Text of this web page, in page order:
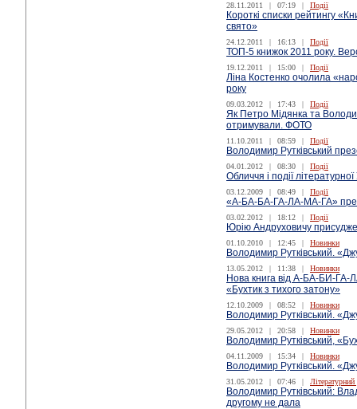
28.11.2011 | 07:19 | Події
Короткі списки рейтингу
свято»
24.12.2011 | 16:13 | Події
ТОП-5 книжок 2011 року.
19.12.2011 | 15:00 | Події
Ліна Костенко очолила
року
09.03.2012 | 17:43 | Події
Як Петро Мідянка та
отримували. ФОТО
11.10.2011 | 08:59 | Події
Володимир Рутківський
04.01.2012 | 08:30 | Події
Обличчя і події
03.12.2009 | 08:49 | Події
«А-БА-БА-ГА-ЛА-МА-ГА»
03.02.2012 | 18:12 | Події
Юрію Андруховичу
01.10.2010 | 12:45 | Новинки
Володимир Рутківський.
13.05.2012 | 11:38 | Новинки
Нова книга від А-БА-БИ-ГА-
«Бухтик з тихого затону»
12.10.2009 | 08:52 | Новинки
Володимир Рутківський.
29.05.2012 | 20:58 | Новинки
Володимир Рутківський,
04.11.2009 | 15:34 | Новинки
Володимир Рутківський.
31.05.2012 | 07:46 |
Володимир Рутківський:
другому не дала